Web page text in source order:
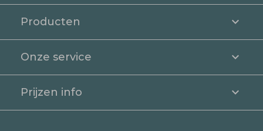
Producten
Onze service
Prijzen info